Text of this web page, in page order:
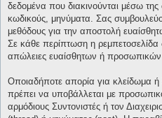
δεδομένα που διακινούνται μέσω
κωδικούς, μηνύματα. Σας
μεθόδους για την αποστολή
Σε κάθε περίπτωση η ρεμπετοσελίδα
απώλειες ευαίσθητων ή
Οποιαδήποτε απορία για κλείδωμα
πρέπει να υποβάλλεται με
αρμόδιους Συντονιστές ή τον